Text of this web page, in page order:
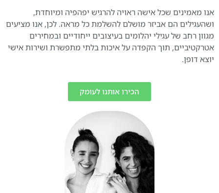
אנו מאמינים שכל אישה ראויה להרגיש יפהפיה ומיוחדת,
ושהעגילים הם אביזר מושלם להשלמת כל מראה. לכן, אנו מציעים
מגוון רחב של עגילי יהלומים בעיצובים ייחודיים ובמחירים
אטרקטיביים, תוך הקפדה על איכות בלתי מתפשרת ושירות אישי
יוצא דופן.
הכירו אותנו לעומק